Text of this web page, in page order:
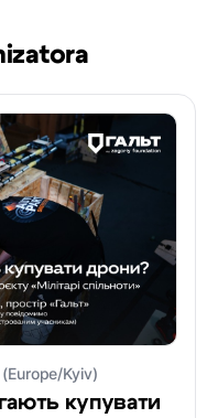
Kyiv)
купувати